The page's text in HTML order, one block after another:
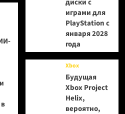
диски с
играми для
PlayStation с
января 2028
года
Xbox
Будущая
Xbox Project
Helix,
вероятно,